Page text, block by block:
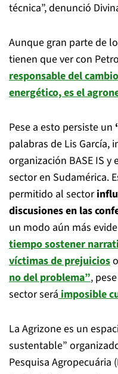
técnica”, denunció
Aunque gran parte de
tienen que ver con
responsable del
energético, es el
Pese a esto persiste un
palabras de Lis García,
organización BASE IS
sector en Sudamérica.
permitido al sector
discusiones en las
un modo aún más
tiempo sostener
víctimas de prejuicios
no del problema”,
sector seráimposible
La Agrizone es un
sustentable”
Pesquisa Agropecuária